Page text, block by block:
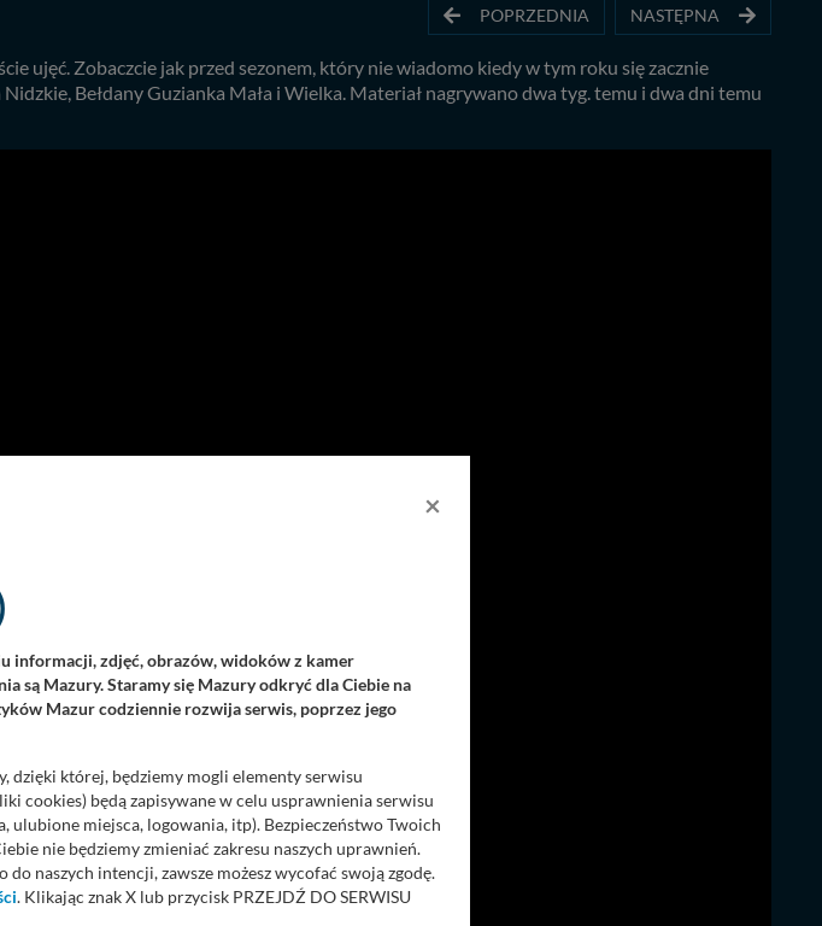
POPRZEDNIA NASTĘPNA
ujęć. Zobaczcie jak przed sezonem, który nie wiadomo kiedy w tym roku się zacznie
Bełdany Guzianka Mała i Wielka. Materiał nagrywano dwa tyg. temu i dwa dni temu
×
informacji, zdjęć, obrazów, widoków z kamer
są Mazury. Staramy się Mazury odkryć dla Ciebie na
Mazur codziennie rozwija serwis, poprzez jego
dzięki której, będziemy mogli elementy serwisu
cookies) będą zapisywane w celu usprawnienia serwisu
ulubione miejsca, logowania, itp). Bezpieczeństwo Twoich
nie będziemy zmieniać zakresu naszych uprawnień.
naszych intencji, zawsze możesz wycofać swoją zgodę.
. Klikając znak X lub przycisk PRZEJDŹ DO SERWISU